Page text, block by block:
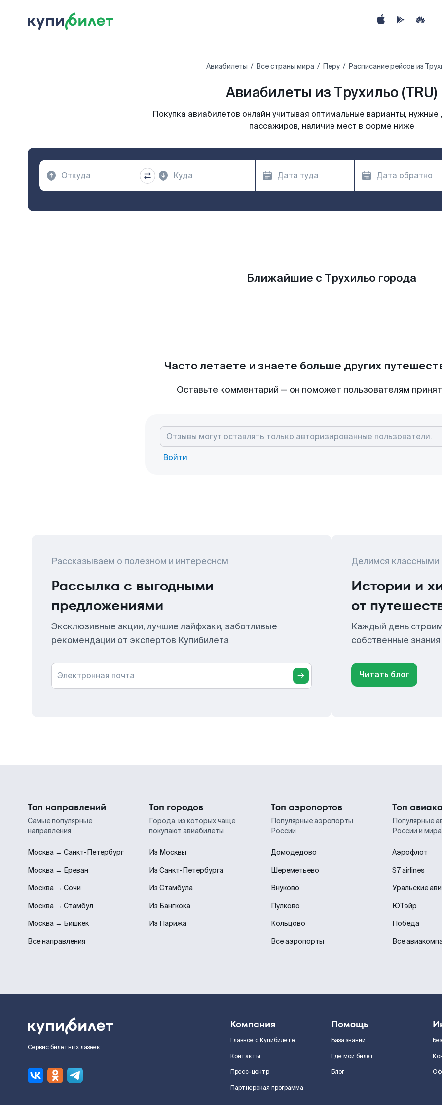
Авиабилеты Все страны мира Перу Расписание рейсов из
Авиабилеты из Трухильо (TRU)
Покупка авиабилетов онлайн учитывая оптимальные варианты, нужные
пассажиров, наличие мест в форме ниже
Ближайшие с Трухильо города
Часто летаете и знаете больше других
Оставьте комментарий — он поможет пользователям
Войти
Рассказываем о полезном и интересном
Рассылка с выгодными
предложениями
Эксклюзивные акции, лучшие лайфхаки, заботливые
рекомендации от экспертов Купибилета
Электронная почта
Делимся классными
Истории и
от
Каждый день
собственные
Читать блог
Топ направлений
Самые популярные
направления
Москва → Санкт-Петербург
Москва → Ереван
Москва → Сочи
Москва → Стамбул
Москва → Бишкек
Все направления
Топ городов
Города, из которых чаще
покупают авиабилеты
Из Москвы
Из Санкт-Петербурга
Из Стамбула
Из Бангкока
Из Парижа
Топ аэропортов
Популярные аэропорты
России
Домодедово
Шереметьево
Внуково
Пулково
Кольцово
Все аэропорты
Топ
Популярные
России и мира
Аэрофлот
S7 airlines
Уральские
ЮТэйр
Победа
Все
Сервис билетных лазеек
Компания
Главное о Купибилете
Контакты
Пресс-центр
Партнерская программа
Помощь
База знаний
Где мой билет
Блог